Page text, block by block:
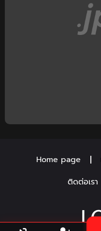
Home page
ติดต่อเรา